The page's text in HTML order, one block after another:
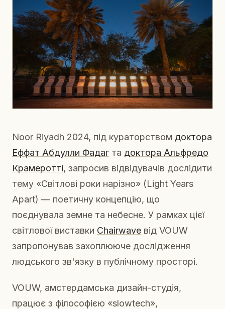
Noor Riyadh 2024, під кураторством доктора
Еффат Абдулли Фадагта доктора Альфредо
Крамеротті, запросив відвідувачів дослідити
тему «Світлові роки нарізно» (Light Years
Apart) — поетичну концепцію, що
поєднувала земне та небесне. У рамках цієї
світлової виставки Chairwave від VOUW
запропонував захоплююче дослідження
людського зв'язку в публічному просторі.
VOUW, амстердамська дизайн-студія,
працює з філософією «slowtech»,